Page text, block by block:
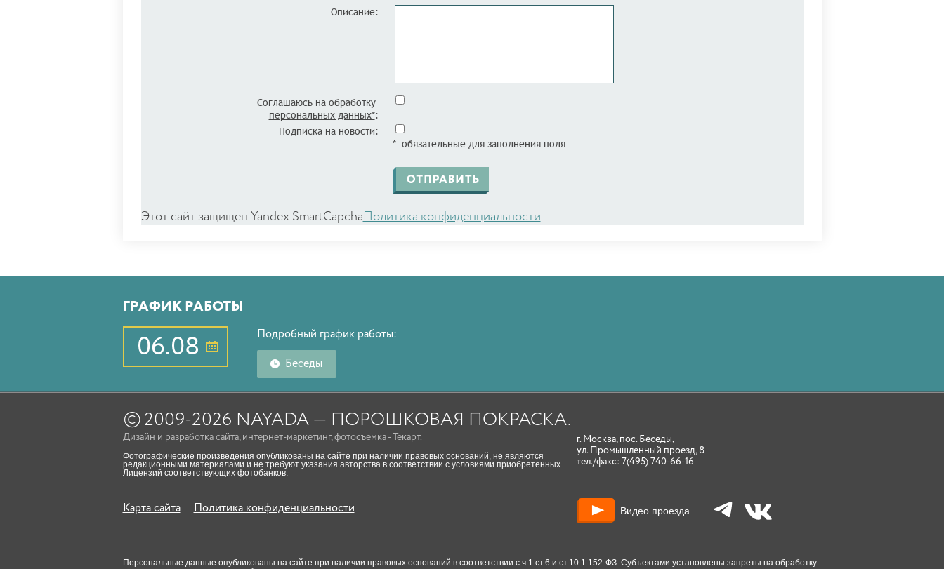
Описание:
Соглашаюсь на обработку
персональных данных*:
Подписка на новости:
* обязательные для заполнения поля
Этот сайт защищен Yandex SmartCapcha Политика конфиденциальности
ГРАФИК РАБОТЫ
06.08 Подробный график работы:
Беседы
© 2009-2026 NAYADA — ПОРОШКОВАЯ ПОКРАСКА.
Дизайн и разработка сайта, интернет-маркетинг,фотосъемка- Текарт.
Фотографические произведения опубликованы на сайте при наличии правовых оснований, не являются
редакционными материалами и не требуют указания авторства в соответствии с условиями приобретенных
Лицензий соответствующих фотобанков.
г. Москва, пос. Беседы,
ул. Промышленный проезд, 8
тел./факс: 7(495) 740-66-16
Карта сайта Политика конфиденциальности Видео проезда
Персональные данные опубликованы на сайте при наличии правовых оснований в соответствии с ч.1 ст.6 и ст.10.1 152-ФЗ. Субъектами установлены запреты на обработку